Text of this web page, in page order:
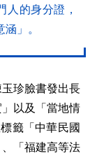
的身分證，
」。
珍臉書發出長
以及「當地情
籤「中華民國
「福建高等法